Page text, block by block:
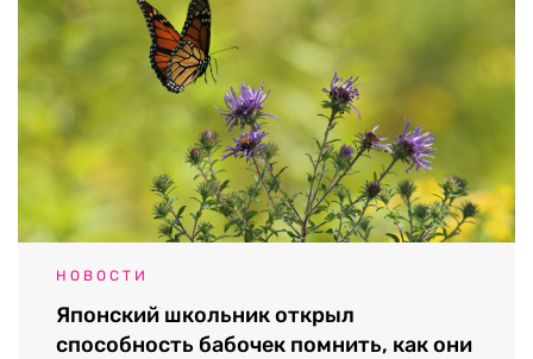
НОВОСТИ
Японский школьник открыл
способность бабочек помнить, как они